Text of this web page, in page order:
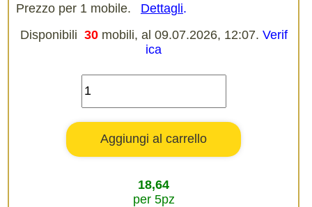
Prezzo per 1 mobile.
Dettagli.
Disponibili 30 mobili, al 09.07.2026, 12:07. Verif
ica
18,64
per 5pz